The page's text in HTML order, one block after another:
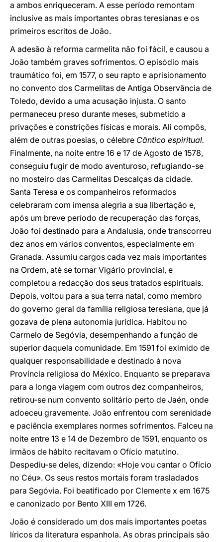
a ambos enriqueceram. A esse período remontam
inclusive as mais importantes obras teresianas e os
primeiros escritos de João.
A adesão à reforma carmelita não foi fácil, e causou a
João também graves sofrimentos. O episódio mais
traumático foi, em 1577, o seu rapto e aprisionamento
no convento dos Carmelitas de Antiga Observância de
Toledo, devido a uma acusação injusta. O santo
permaneceu preso durante meses, submetido a
privações e constrições físicas e morais. Ali compôs,
além de outras poesias, o célebre Cântico espiritual.
Finalmente, na noite entre 16 e 17 de Agosto de 1578,
conseguiu fugir de modo aventuroso, refugiando-se
no mosteiro das Carmelitas Descalças da cidade.
Santa Teresa e os companheiros reformados
celebraram com imensa alegria a sua libertação e,
após um breve período de recuperação das forças,
João foi destinado para a Andalusia, onde transcorreu
dez anos em vários conventos, especialmente em
Granada. Assumiu cargos cada vez mais importantes
na Ordem, até se tornar Vigário provincial, e
completou a redacção dos seus tratados espirituais.
Depois, voltou para a sua terra natal, como membro
do governo geral da família religiosa teresiana, que já
gozava de plena autonomia jurídica. Habitou no
Carmelo de Segóvia, desempenhando a função de
superior daquela comunidade. Em 1591 foi eximido de
qualquer responsabilidade e destinado à nova
Província religiosa do México. Enquanto se preparava
para a longa viagem com outros dez companheiros,
retirou-se num convento solitário perto de Jaén, onde
adoeceu gravemente. João enfrentou com serenidade
e paciência exemplares normes sofrimentos. Falceu na
noite entre 13 e 14 de Dezembro de 1591, enquanto os
irmãos de hábito recitavam o Ofício matutino.
Despediu-se deles, dizendo: «Hoje vou cantar o Ofício
no Céu». Os seus restos mortais foram trasladados
para Segóvia. Foi beatificado por Clemente x em 1675
e canonizado por Bento XIII em 1726.
João é considerado um dos mais importantes poetas
líricos da literatura espanhola. As obras principais são